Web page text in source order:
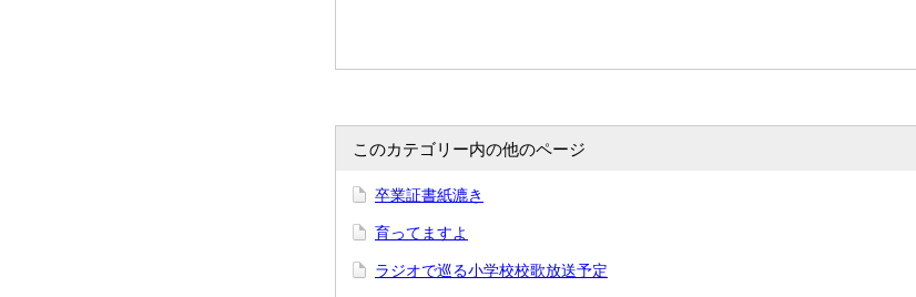
このカテゴリー内の他のページ
卒業証書紙漉き
育ってますよ
ラジオで巡る小学校校歌放送予定